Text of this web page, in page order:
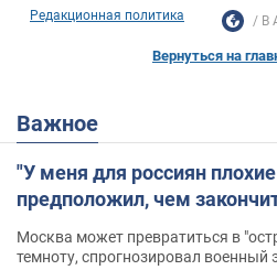
Редакционная политика В
Вернуться на
Важное
"У меня для россиян
предположил, чем
Москва может превратиться в
темноту, спрогнозировал военный